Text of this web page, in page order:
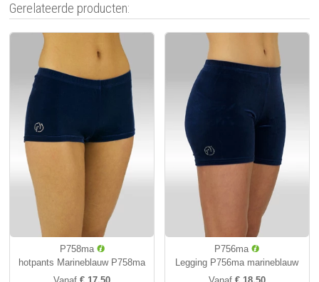
Gerelateerde producten:
P758ma
hotpants Marineblauw P758ma
P756ma
Legging P756ma marineblauw